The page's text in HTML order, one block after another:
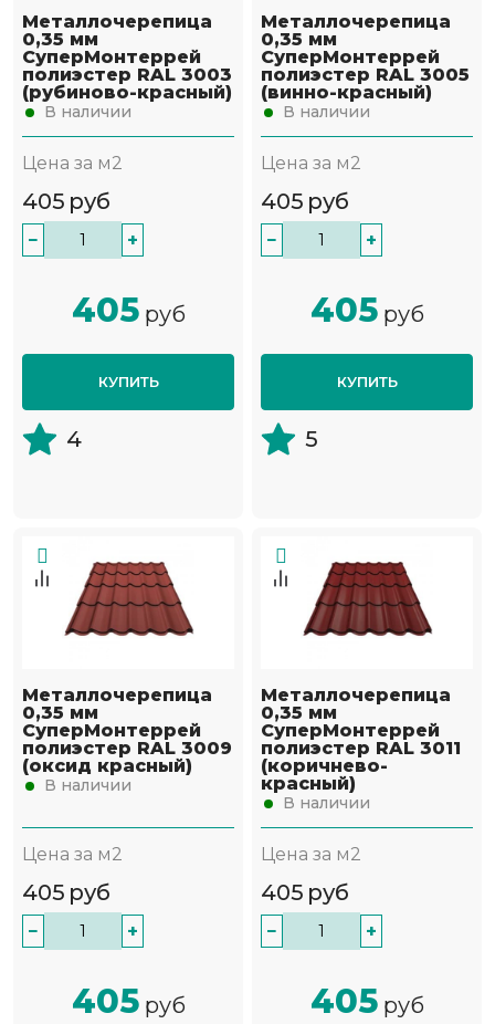
Металлочерепица
0,35 мм
СуперМонтеррей
полиэстер RAL 3003
(рубиново-красный)
В наличии
Цена за м2
405 руб
− +
405руб
КУПИТЬ
4
Металлочерепица
0,35 мм
СуперМонтеррей
полиэстер RAL 3005
(винно-красный)
В наличии
Цена за м2
405 руб
− +
405руб
КУПИТЬ
5
Металлочерепица
0,35 мм
СуперМонтеррей
полиэстер RAL 3009
(оксид красный)
В наличии
Цена за м2
405 руб
− +
405руб
Металлочерепица
0,35 мм
СуперМонтеррей
полиэстер RAL 3011
(коричнево-
красный)
В наличии
Цена за м2
405 руб
− +
405руб